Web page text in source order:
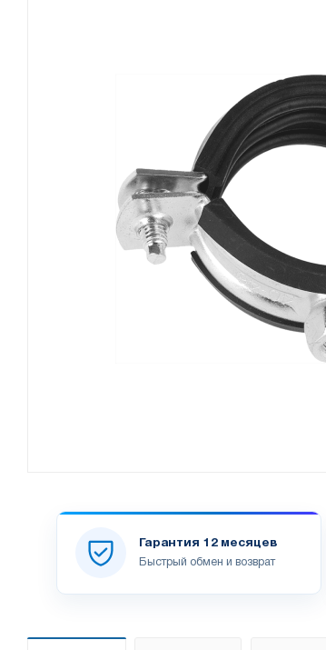
Гарантия 12 месяцев
Быстрый обмен и возврат